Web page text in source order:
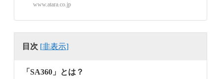
www.atara.co.jp
目次 [非表示]
「SA360」とは？